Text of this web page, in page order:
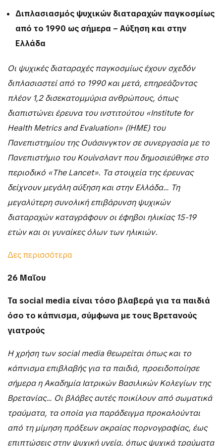
Διπλασιασμός ψυχικών διαταραχών παγκοσμίως
από το 1990 ως σήμερα – Αύξηση και στην
Ελλάδα
Οι ψυχικές διαταραχές παγκοσμίως έχουν σχεδόν
διπλασιαστεί από το 1990 και μετά, επηρεάζοντας
πλέον 1,2 δισεκατομμύρια ανθρώπους, όπως
διαπιστώνει έρευνα του ινστιτούτου «Institute for
Health Metrics and Evaluation» (IHME) του
Πανεπιστημίου της Ουάσινγκτον σε συνεργασία με το
Πανεπιστήμιο του Κουίνσλαντ που δημοσιεύθηκε στο
περιοδικό «The Lancet». Τα στοιχεία της έρευνας
δείχνουν μεγάλη αύξηση και στην Ελλάδα… Τη
μεγαλύτερη συνολική επιβάρυνση ψυχικών
διαταραχών καταγράφουν οι έφηβοι ηλικίας 15-19
ετών και οι γυναίκες όλων των ηλικιών.
Δες περισσότερα
26 Μαΐου
Τα social media είναι τόσο βλαβερά για τα παιδιά
όσο το κάπνισμα, σύμφωνα με τους Βρετανούς
γιατρούς
Η χρήση των social media θεωρείται όπως και το
κάπνισμα επιβλαβής για τα παιδιά, προειδοποίησε
σήμερα η Ακαδημία Ιατρικών Βασιλικών Κολεγίων της
Βρετανίας… Οι βλάβες αυτές ποικίλουν από σωματικά
τραύματα, τα οποία για παράδειγμα προκαλούνται
από τη μίμηση πράξεων ακραίας πορνογραφίας, έως
επιπτώσεις στην ψυχική υγεία, όπως ψυχικά τραύματα